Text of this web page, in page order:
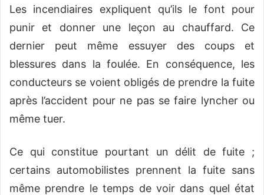
Les incendiaires expliquent qu’ils le font pour
punir et donner une leçon au chauffard. Ce
dernier peut même essuyer des coups et
blessures dans la foulée. En conséquence, les
conducteurs se voient obligés de prendre la fuite
après l’accident pour ne pas se faire lyncher ou
même tuer.
Ce qui constitue pourtant un délit de fuite ;
certains automobilistes prennent la fuite sans
même prendre le temps de voir dans quel état